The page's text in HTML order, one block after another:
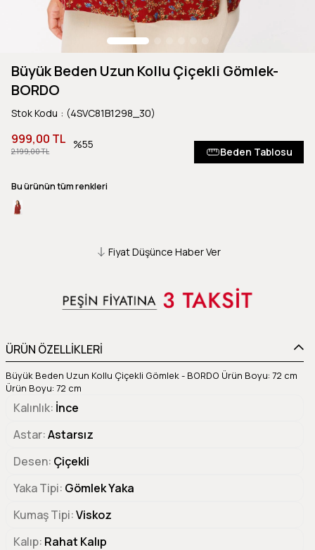
Büyük Beden Uzun Kollu Çiçekli Gömlek-
BORDO
Stok Kodu (4SVC81B1298_30)
2.199,00 TL
999,00 TL 55
Beden Tablosu
Bu ürünün tüm renkleri
Fiyat Düşünce Haber Ver
ÜRÜN ÖZELLİKLERİ
Büyük Beden Uzun Kollu Çiçekli Gömlek - BORDO Ürün Boyu: 72 cm
Ürün Boyu: 72 cm
Kalınlık İnce
Astar Astarsız
Desen Çiçekli
Yaka Tipi Gömlek Yaka
Kumaş Tipi Viskoz
Kalıp Rahat Kalıp